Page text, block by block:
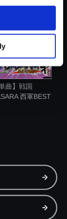
単曲】戦国
西軍BEST